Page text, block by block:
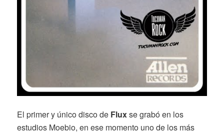
El primer y único disco de Fluxse grabó en los
estudios Moebio, en ese momento uno de los más